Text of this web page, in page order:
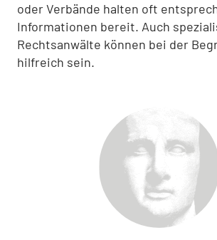
oder Verbände halten oft
Informationen bereit. Auch
Rechtsanwälte können bei der
hilfreich sein.